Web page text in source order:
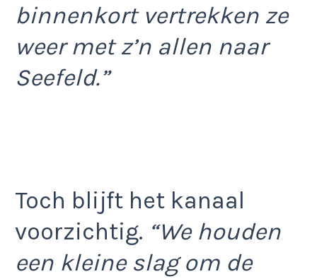
binnenkort vertrekken ze
weer met z’n allen naar
Seefeld.”
Toch blijft het kanaal
voorzichtig. “We houden
een kleine slag om de